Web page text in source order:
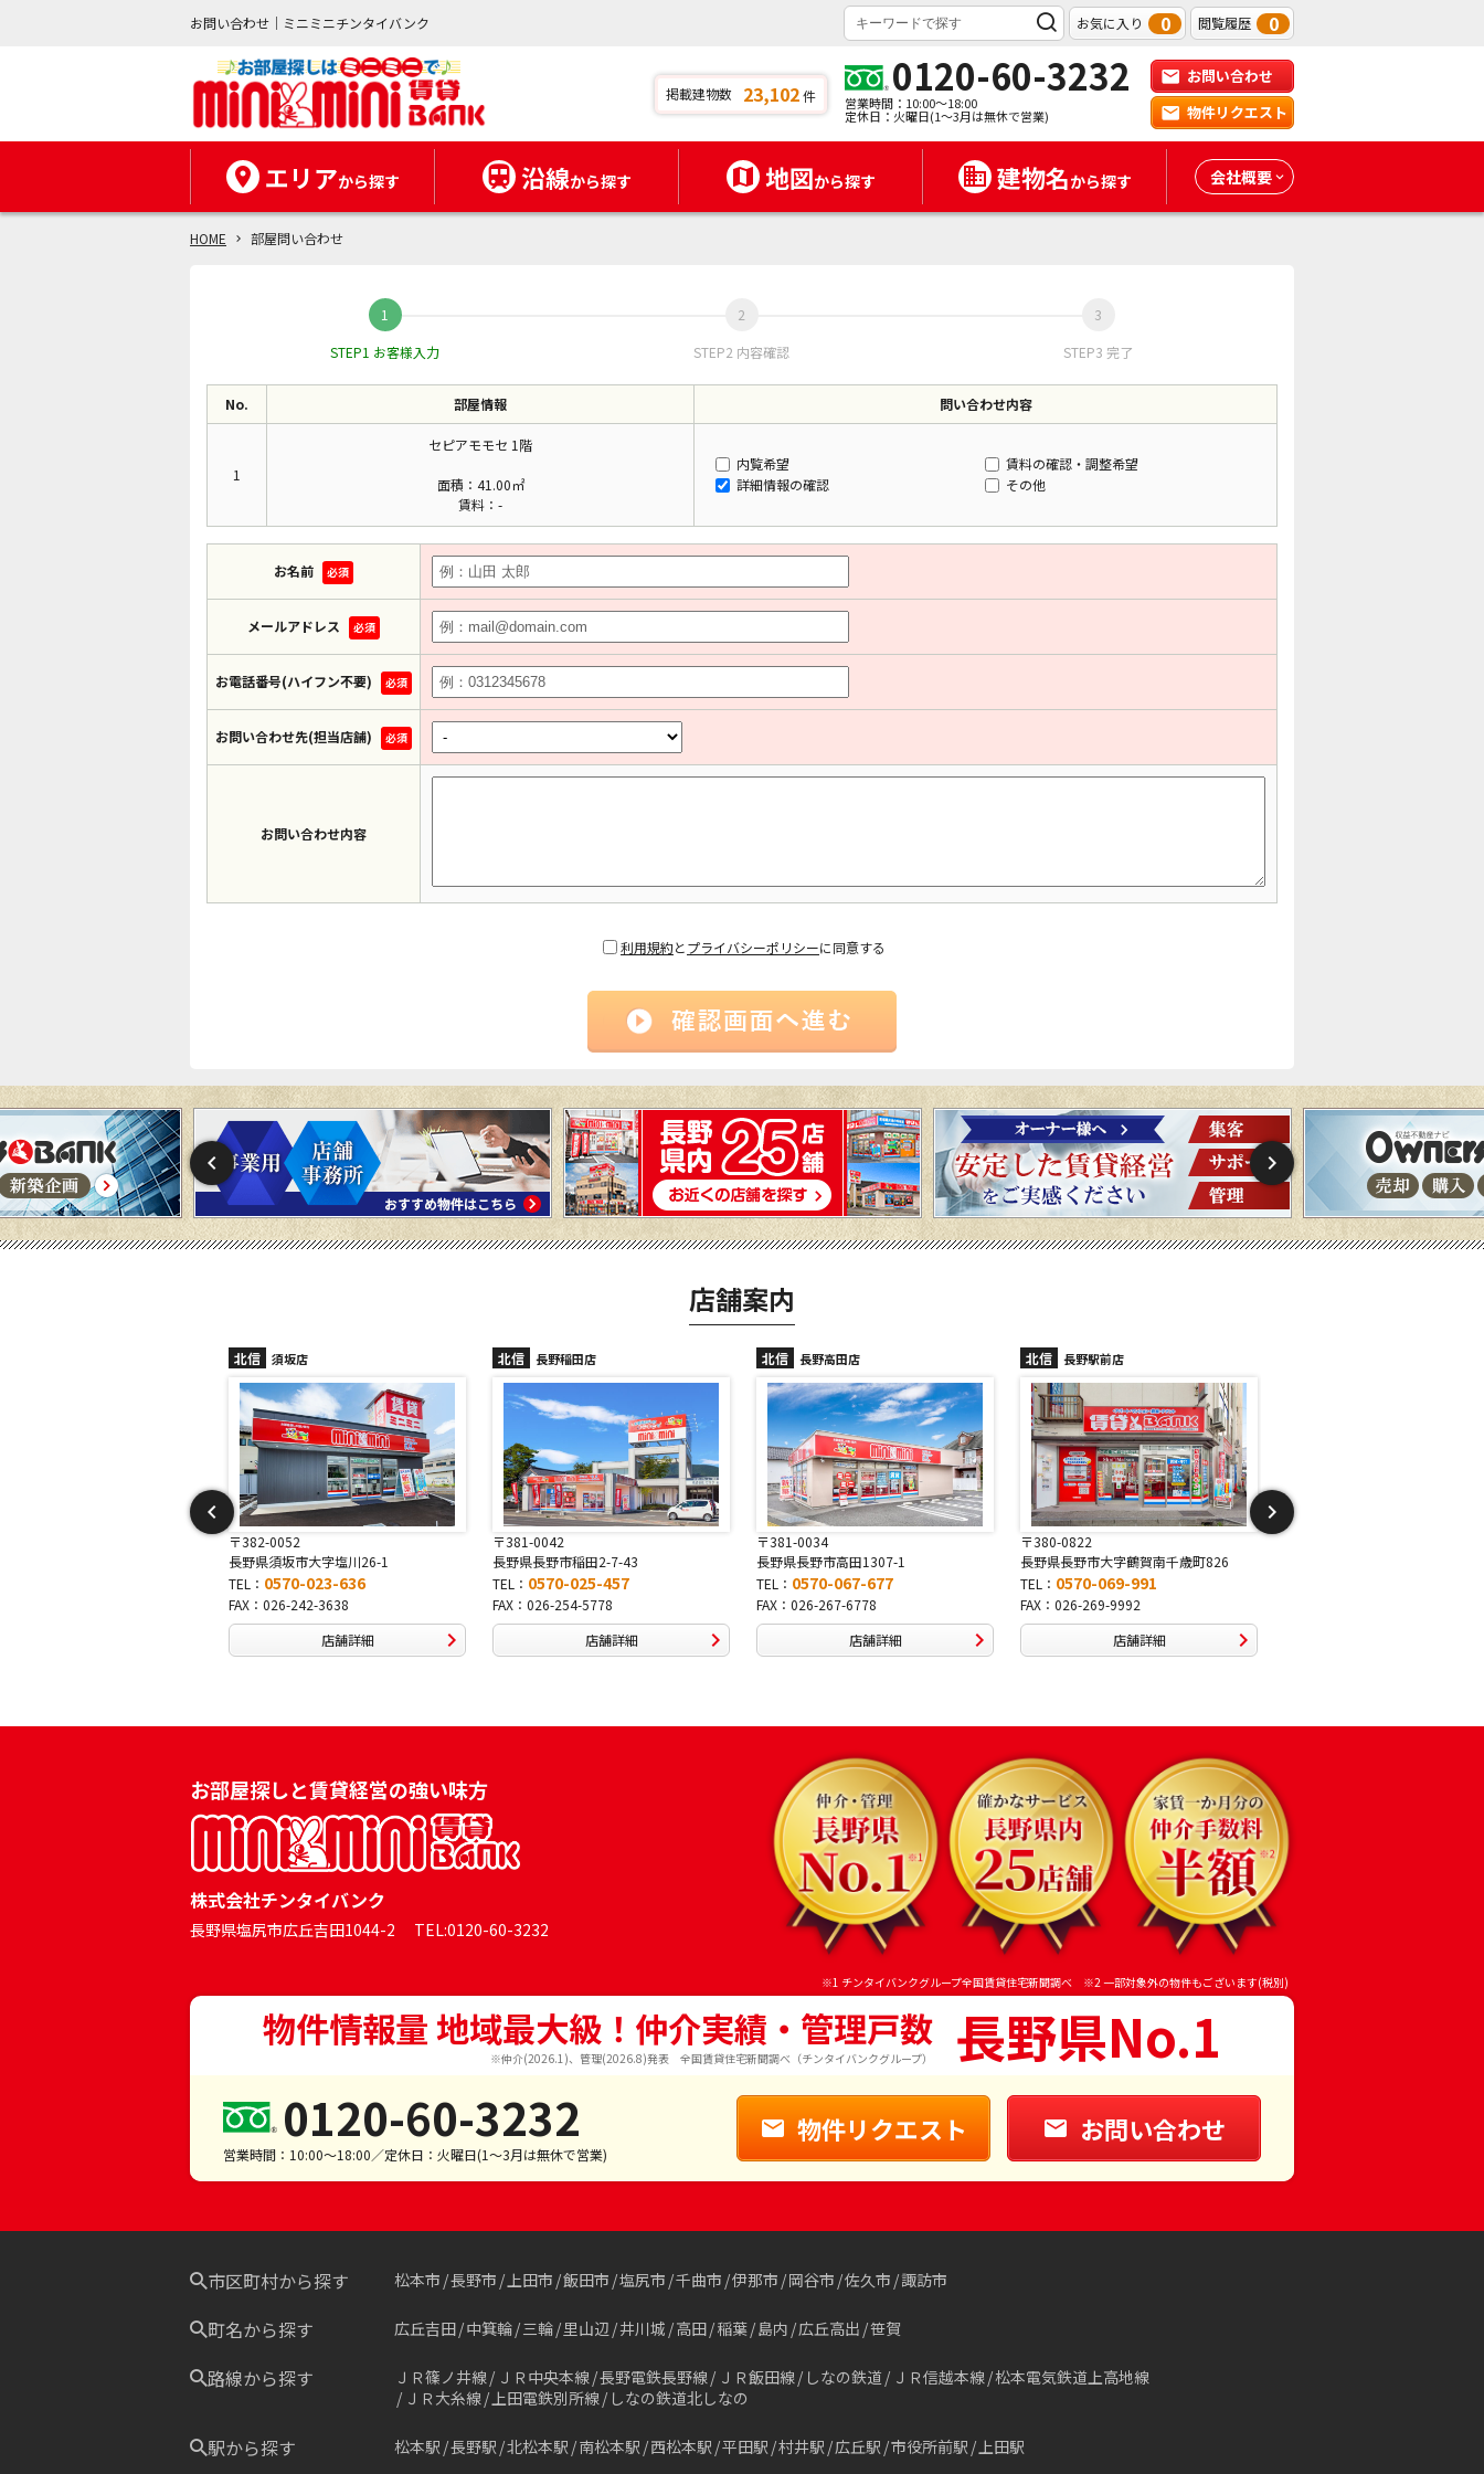
お問い合わせ｜ミニミニチンタイバンク お気に入り 0 閲覧履歴 0
掲載建物数 23,102件 0120-60-3232
営業時間：10:00～18:00
定休日：火曜日(1～3月は無休で営業)
お問い合わせ
物件リクエスト
エリアから探す 沿線から探す 地図から探す 建物名から探す 会社概要
HOME 部屋問い合わせ
STEP1 お客様入力 STEP2 内容確認 STEP3 完了
No. 部屋情報 問い合わせ内容
1
セピアモモセ 1階
面積：41.00㎡
賃料：-
内覧希望
賃料の確認・調整希望
詳細情報の確認
その他
お名前 必須
メールアドレス 必須
お電話番号(ハイフン不要) 必須
お問い合わせ先(担当店舗) 必須
お問い合わせ内容
利用規約とプライバシーポリシーに同意する
店舗案内
北信 長野稲田店
〒381-0042
長野県長野市稲田2-7-43
TEL： 0570-025-457
FAX：026-254-5778
店舗詳細
北信 長野高田店
〒381-0034
長野県長野市高田1307-1
TEL： 0570-067-677
FAX：026-267-6778
店舗詳細
北信 長野駅前店
〒380-0822
長野県長野市大字鶴賀南千歳町826
TEL： 0570-069-991
FAX：026-269-9992
店舗詳細
北信 長野稲里店
〒381-2243
長野県長野市稲里1-5-25
TEL： 0570-067-878
FAX：026-286-7888
店舗詳細
お部屋探しと賃貸経営の強い味方
株式会社チンタイバンク
長野県塩尻市広丘吉田1044-2 TEL:0120-60-3232
※1 チンタイバンクグループ全国賃貸住宅新聞調べ ※2 一部対象外の物件もございます(税別)
物件情報量 地域最大級！仲介実績・管理戸数
※仲介(2026.1)、管理(2026.8)発表 全国賃貸住宅新聞調べ（チンタイバンクグループ） 長野県No.1
0120-60-3232
営業時間：10:00～18:00／定休日：火曜日(1～3月は無休で営業)
物件リクエスト お問い合わせ
市区町村から探す 松本市 長野市 上田市 飯田市 塩尻市 千曲市 伊那市 岡谷市 佐久市 諏訪市
町名から探す 広丘吉田 中箕輪 三輪 里山辺 井川城 高田 稲葉 島内 広丘高出 笹賀
路線から探す ＪＲ篠ノ井線 ＪＲ中央本線 長野電鉄長野線 ＪＲ飯田線 しなの鉄道 ＪＲ信越本線 松本電気鉄道上高地線
ＪＲ大糸線 上田電鉄別所線 しなの鉄道北しなの
駅から探す 松本駅 長野駅 北松本駅 南松本駅 西松本駅 平田駅 村井駅 広丘駅 市役所前駅 上田駅